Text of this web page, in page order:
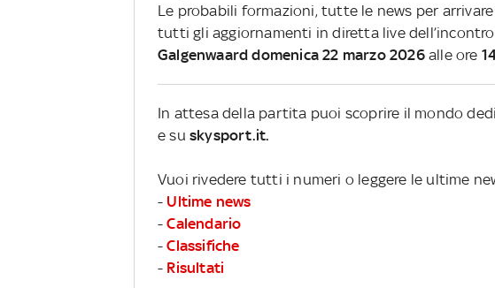
Le probabili formazioni, tutte le news per
tutti gli aggiornamenti in diretta live
Galgenwaard domenica 22 marzo 2026alle ore
In attesa della partita puoi scoprire il mondo
e su skysport.it.
Vuoi rivedere tutti i numeri o leggere le ultime
- Ultime news
-Calendario
-Classifiche
- Risultati